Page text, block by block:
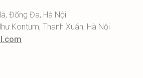
Đống Đa, Hà Nội
Kontum, Thanh Xuân, Hà Nội